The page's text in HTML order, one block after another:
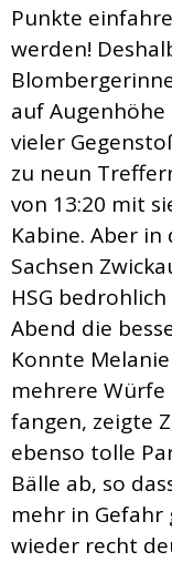
Punkte
werden!
auf Augenhöhe
vieler
zu neun
von 13:20 mit
Kabine. Aber
Sachsen
HSG
Abend die
Konnte
mehrere
fangen, zeigte
ebenso tolle
Bälle ab, so
mehr in Gefahr
wieder recht